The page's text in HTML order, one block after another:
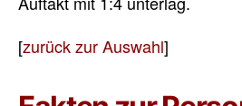
[zurück zur Auswahl]